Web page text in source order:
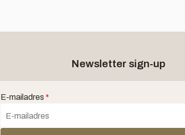
Newsletter sign-up
E-mailadres *